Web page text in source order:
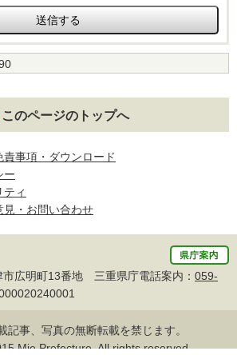
このページのトップへ
責事項・ダウンロード
ー
ィ
見・お問い合わせ
広明町13番地 三重県庁電話案内： 059-
記事、写真の無断転載を禁じます。
Mie Prefecture, All rights reserved.